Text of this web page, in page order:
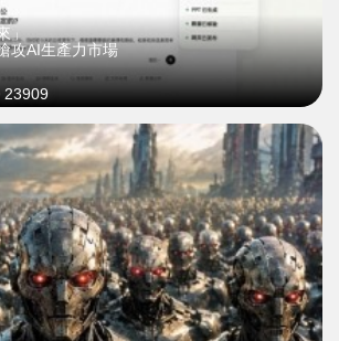
」
攻AI生產力市場
23909